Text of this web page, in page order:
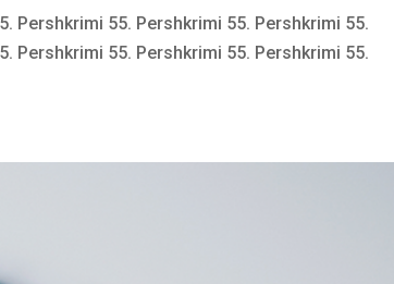
Pershkrimi 55. Pershkrimi 55. Pershkrimi 55.
Pershkrimi 55. Pershkrimi 55. Pershkrimi 55.